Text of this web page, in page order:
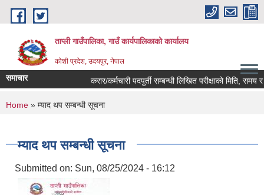
Skip to main content
ताप्ली गाउँपालिका, गाउँ कार्यपालिकाको कार्यालय
कोशी प्रदेश, उदयपुर, नेपाल
समाचार करार/कर्मचारी पदपुर्ती सम्बन्धी लिखित परीक्षाको मिति, समय र
You are here
Home » म्याद थप सम्बन्धी सूचना
म्याद थप सम्बन्धी सूचना
Submitted on: Sun, 08/25/2024 - 16:12